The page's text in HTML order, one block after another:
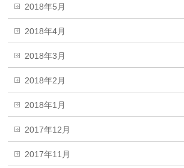
2018年5月
2018年4月
2018年3月
2018年2月
2018年1月
2017年12月
2017年11月